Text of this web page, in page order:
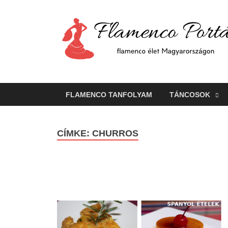
FLAMENCO TANFOLYAM TÁNCOSOK
CÍMKE: CHURROS